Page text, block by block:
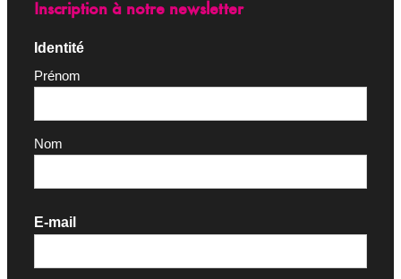
Inscription à notre newsletter
Identité
Prénom
Nom
E-mail